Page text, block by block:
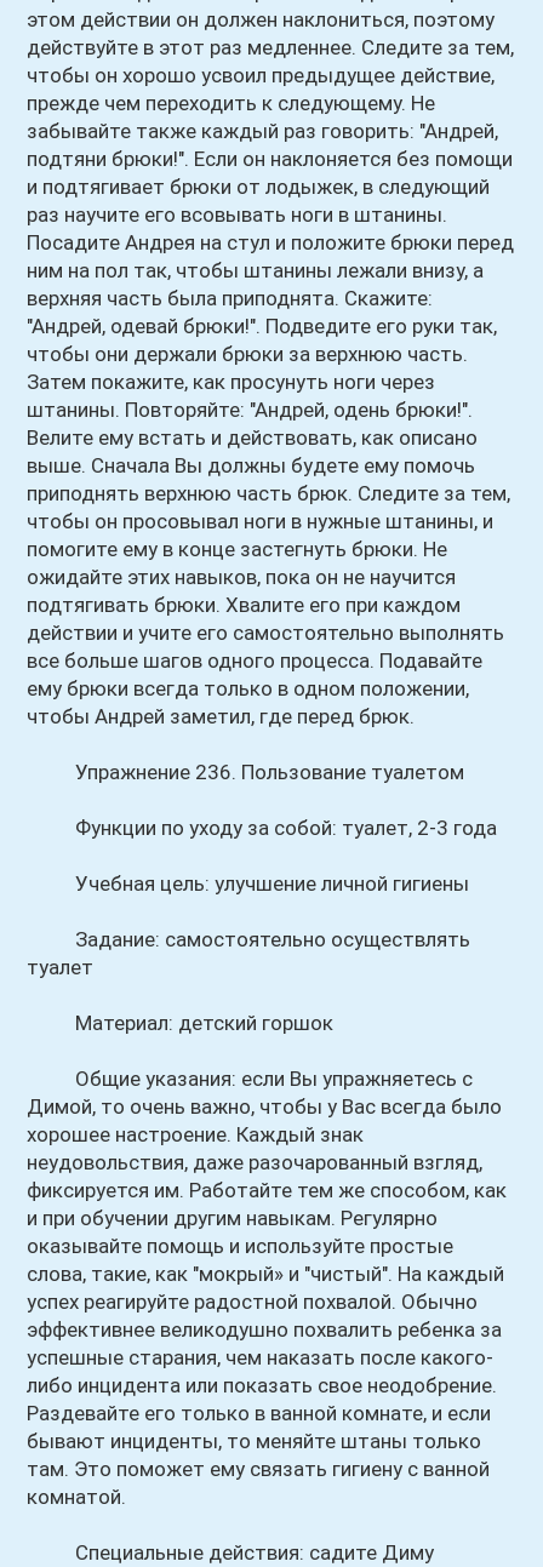
этом действии он должен наклониться, поэтому
действуйте в этот раз медленнее. Следите за тем,
чтобы он хорошо усвоил предыдущее действие,
прежде чем переходить к следующему. Не
забывайте также каждый раз говорить: "Андрей,
подтяни брюки!". Если он наклоняется без помощи
и подтягивает брюки от лодыжек, в следующий
раз научите его всовывать ноги в штанины.
Посадите Андрея на стул и положите брюки перед
ним на пол так, чтобы штанины лежали внизу, а
верхняя часть была приподнята. Скажите:
"Андрей, одевай брюки!". Подведите его руки так,
чтобы они держали брюки за верхнюю часть.
Затем покажите, как просунуть ноги через
штанины. Повторяйте: "Андрей, одень брюки!".
Велите ему встать и действовать, как описано
выше. Сначала Вы должны будете ему помочь
приподнять верхнюю часть брюк. Следите за тем,
чтобы он просовывал ноги в нужные штанины, и
помогите ему в конце застегнуть брюки. Не
ожидайте этих навыков, пока он не научится
подтягивать брюки. Хвалите его при каждом
действии и учите его самостоятельно выполнять
все больше шагов одного процесса. Подавайте
ему брюки всегда только в одном положении,
чтобы Андрей заметил, где перед брюк.
Упражнение 236. Пользование туалетом
Функции по уходу за собой: туалет, 2-3 года
Учебная цель: улучшение личной гигиены
Задание: самостоятельно осуществлять
туалет
Материал: детский горшок
Общие указания: если Вы упражняетесь с
Димой, то очень важно, чтобы у Вас всегда было
хорошее настроение. Каждый знак
неудовольствия, даже разочарованный взгляд,
фиксируется им. Работайте тем же способом, как
и при обучении другим навыкам. Регулярно
оказывайте помощь и используйте простые
слова, такие, как "мокрый» и "чистый". На каждый
успех реагируйте радостной похвалой. Обычно
эффективнее великодушно похвалить ребенка за
успешные старания, чем наказать после какого-
либо инцидента или показать свое неодобрение.
Раздевайте его только в ванной комнате, и если
бывают инциденты, то меняйте штаны только
там. Это поможет ему связать гигиену с ванной
комнатой.
Специальные действия: садите Диму